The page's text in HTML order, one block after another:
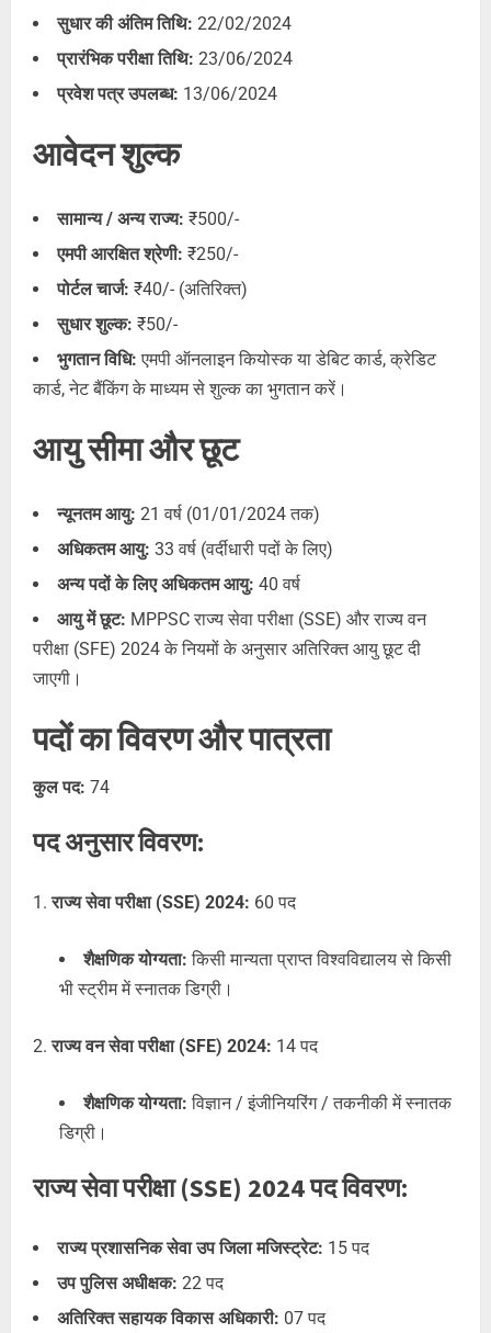
सुधार की अंतिम तिथि: 22/02/2024
प्रारंभिक परीक्षा तिथि: 23/06/2024
प्रवेश पत्र उपलब्ध: 13/06/2024
आवेदन शुल्क
सामान्य / अन्य राज्य: ₹500/-
एमपी आरक्षित श्रेणी: ₹250/-
पोर्टल चार्ज: ₹40/- (अतिरिक्त)
सुधार शुल्क: ₹50/-
भुगतान विधि: एमपी ऑनलाइन कियोस्क या डेबिट कार्ड, क्रेडिट
कार्ड, नेट बैंकिंग के माध्यम से शुल्क का भुगतान करें।
आयु सीमा और छूट
न्यूनतम आयु: 21 वर्ष (01/01/2024 तक)
अधिकतम आयु: 33 वर्ष (वर्दीधारी पदों के लिए)
अन्य पदों के लिए अधिकतम आयु: 40 वर्ष
आयु में छूट: MPPSC राज्य सेवा परीक्षा (SSE) और राज्य वन
परीक्षा (SFE) 2024 के नियमों के अनुसार अतिरिक्त आयु छूट दी
जाएगी।
पदों का विवरण और पात्रता
कुल पद: 74
पद अनुसार विवरण:
राज्य सेवा परीक्षा (SSE) 2024: 60 पद
शैक्षणिक योग्यता: किसी मान्यता प्राप्त विश्वविद्यालय से किसी
भी स्ट्रीम में स्नातक डिग्री।
राज्य वन सेवा परीक्षा (SFE) 2024: 14 पद
शैक्षणिक योग्यता: विज्ञान / इंजीनियरिंग / तकनीकी में स्नातक
डिग्री।
राज्य सेवा परीक्षा (SSE) 2024 पद विवरण:
राज्य प्रशासनिक सेवा उप जिला मजिस्ट्रेट: 15 पद
उप पुलिस अधीक्षक: 22 पद
अतिरिक्त सहायक विकास अधिकारी: 07 पद